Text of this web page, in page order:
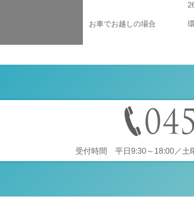
お車でお越しの場合
受付時間 平日9:30～18:00／土